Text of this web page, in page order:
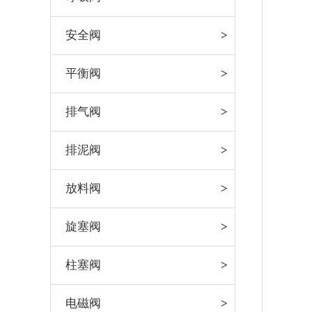
安全阀
平衡阀
排气阀
排泥阀
放料阀
旋塞阀
柱塞阀
电磁阀